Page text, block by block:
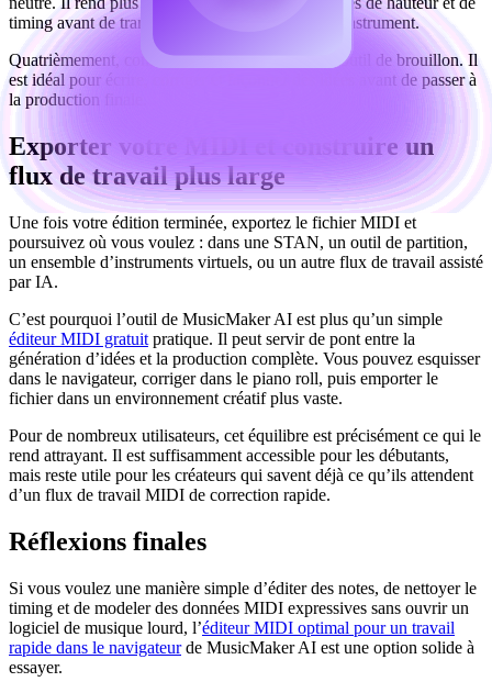
timing avant de transférer le MIDI vers un autre instrument.
Quatrièmement, considérez l’éditeur comme un outil de brouillon. Il
est idéal pour écrire, corriger et façonner des idées avant de passer à
la production finale.
Exporter votre MIDI et construire un
flux de travail plus large
Une fois votre édition terminée, exportez le fichier MIDI et
poursuivez où vous voulez : dans une STAN, un outil de partition,
un ensemble d’instruments virtuels, ou un autre flux de travail assisté
par IA.
C’est pourquoi l’outil de MusicMaker AI est plus qu’un simple
éditeur MIDI gratuit pratique. Il peut servir de pont entre la
génération d’idées et la production complète. Vous pouvez esquisser
dans le navigateur, corriger dans le piano roll, puis emporter le
fichier dans un environnement créatif plus vaste.
Pour de nombreux utilisateurs, cet équilibre est précisément ce qui le
rend attrayant. Il est suffisamment accessible pour les débutants,
mais reste utile pour les créateurs qui savent déjà ce qu’ils attendent
d’un flux de travail MIDI de correction rapide.
Réflexions finales
Si vous voulez une manière simple d’éditer des notes, de nettoyer le
timing et de modeler des données MIDI expressives sans ouvrir un
logiciel de musique lourd, l’éditeur MIDI optimal pour un travail
rapide dans le navigateurde MusicMaker AI est une option solide à
essayer.